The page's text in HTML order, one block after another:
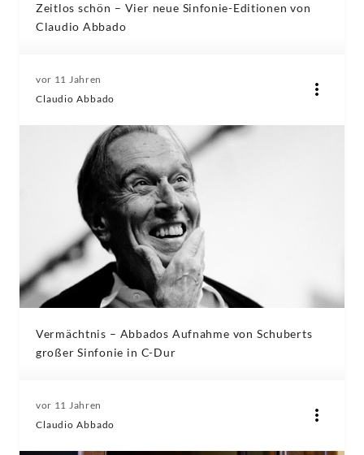
Zeitlos schön – Vier neue Sinfonie-Editionen von
Claudio Abbado
vor 11 Jahren
Claudio Abbado
Vermächtnis – Abbados Aufnahme von Schuberts
großer Sinfonie in C-Dur
vor 11 Jahren
Claudio Abbado